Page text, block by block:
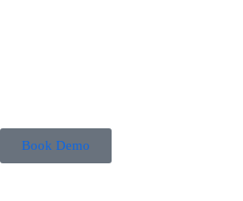
Book Demo